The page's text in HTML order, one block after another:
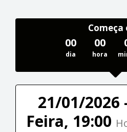
Começa
00
dia
00
hora
21/01/2026
Feira, 19:00